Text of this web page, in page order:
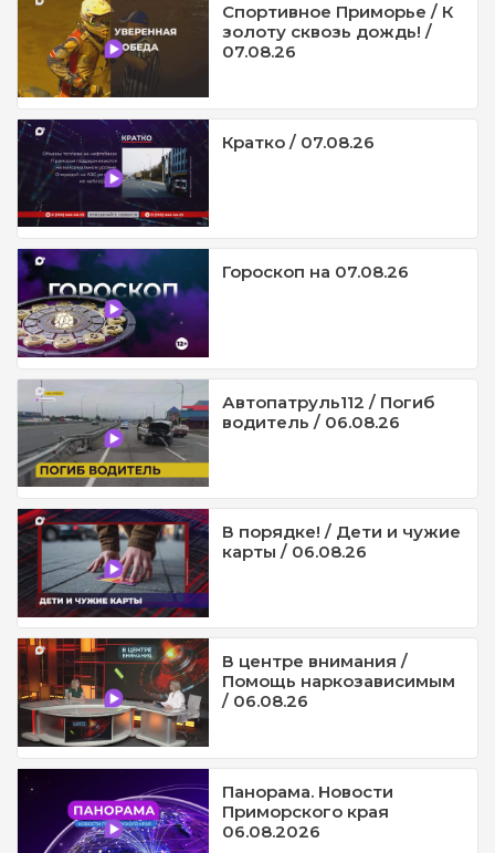
Спортивное Приморье / К
золоту сквозь дождь! /
07.08.26
Кратко / 07.08.26
Гороскоп на 07.08.26
Автопатруль112 / Погиб
водитель / 06.08.26
В порядке! / Дети и чужие
карты / 06.08.26
В центре внимания /
Помощь наркозависимым
/ 06.08.26
Панорама. Новости
Приморского края
06.08.2026